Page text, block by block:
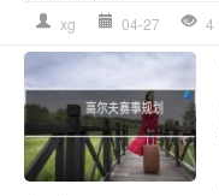
xg 04-27 4